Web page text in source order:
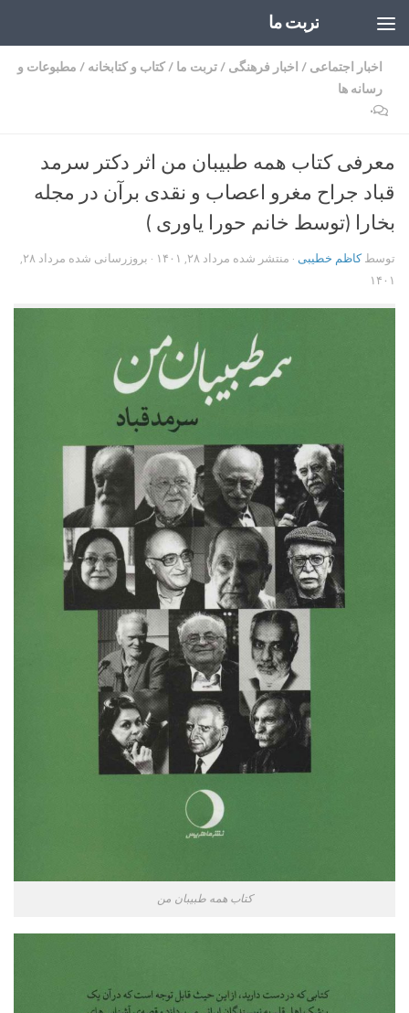
تربت ما
اخبار اجتماعی / اخبار فرهنگی /تربت ما /کتاب و کتابخانه / مطبوعات و
رسانه ها
۰
معرفی کتاب همه طبیبان من اثر دکتر سرمد
قباد جراح مغرو اعصاب و نقدی برآن در مجله
بخارا (توسط خانم حورا یاوری )
توسطکاظم خطیبی · منتشر شده مرداد ۲۸, ۱۴۰۱ · بروزرسانی شده
مرداد ۲۸,
۱۴۰۱
کتاب همه طبیبان من